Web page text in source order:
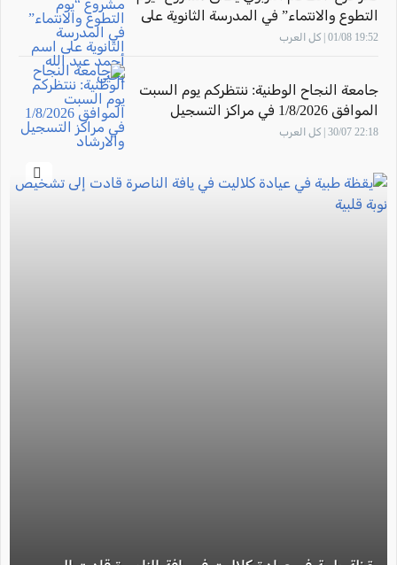
التطوع والانتماء” في المدرسة الثانوية على
اسم أحمد عبد الله يحيى
19:52 01/08 | كل العرب
جامعة النجاح الوطنية: ننتظركم يوم السبت
الموافق 1/8/2026 في مراكز التسجيل
والارشاد
22:18 30/07 | كل العرب